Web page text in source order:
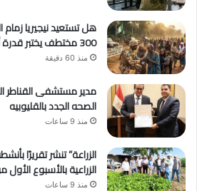
هل تستعيد نيجيريا زمام
300 مختطف يختبر قدرة أبوجا على دحر الإرهاب
منذ 60 دقيقة
مدير مستشفى القناطر
الصحه الجدد بالقليوبيه
منذ 9 ساعات
الزراعة” تنشر تقريرًا
الزراعية بالأسبوع الأول
منذ 9 ساعات